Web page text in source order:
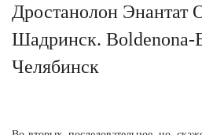
Дростанолон Энантат
Шадринск. Boldenona-
Челябинск